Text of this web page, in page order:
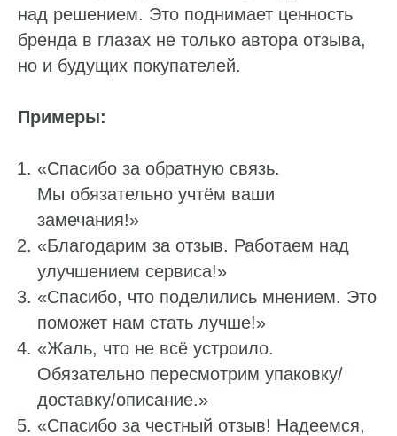
над решением. Это поднимает ценность
бренда в глазах не только автора отзыва,
но и будущих покупателей.
Примеры:
«Спасибо за обратную связь.
Мы обязательно учтём ваши
замечания!»
«Благодарим за отзыв. Работаем над
улучшением сервиса!»
«Спасибо, что поделились мнением. Это
поможет нам стать лучше!»
«Жаль, что не всё устроило.
Обязательно пересмотрим упаковку/
доставку/описание.»
«Спасибо за честный отзыв! Надеемся,